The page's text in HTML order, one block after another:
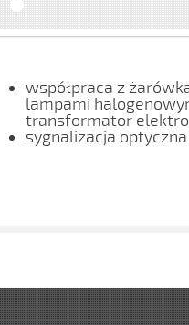
współpraca z
lampami
transformator
sygnalizacja optyczna